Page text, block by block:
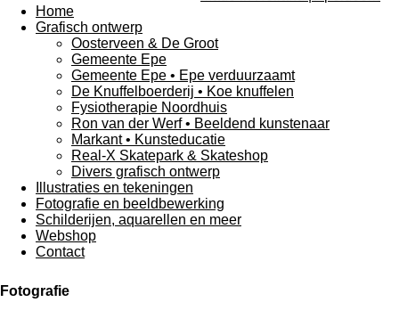
Home
Grafisch ontwerp
Oosterveen & De Groot
Gemeente Epe
Gemeente Epe • Epe verduurzaamt
De Knuffelboerderij • Koe knuffelen
Fysiotherapie Noordhuis
Ron van der Werf • Beeldend kunstenaar
Markant • Kunsteducatie
Real-X Skatepark & Skateshop
Divers grafisch ontwerp
Illustraties en tekeningen
Fotografie en beeldbewerking
Schilderijen, aquarellen en meer
Webshop
Contact
Fotografie